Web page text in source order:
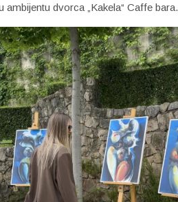
ambijentu dvorca „Kakela“ Caffe bara.